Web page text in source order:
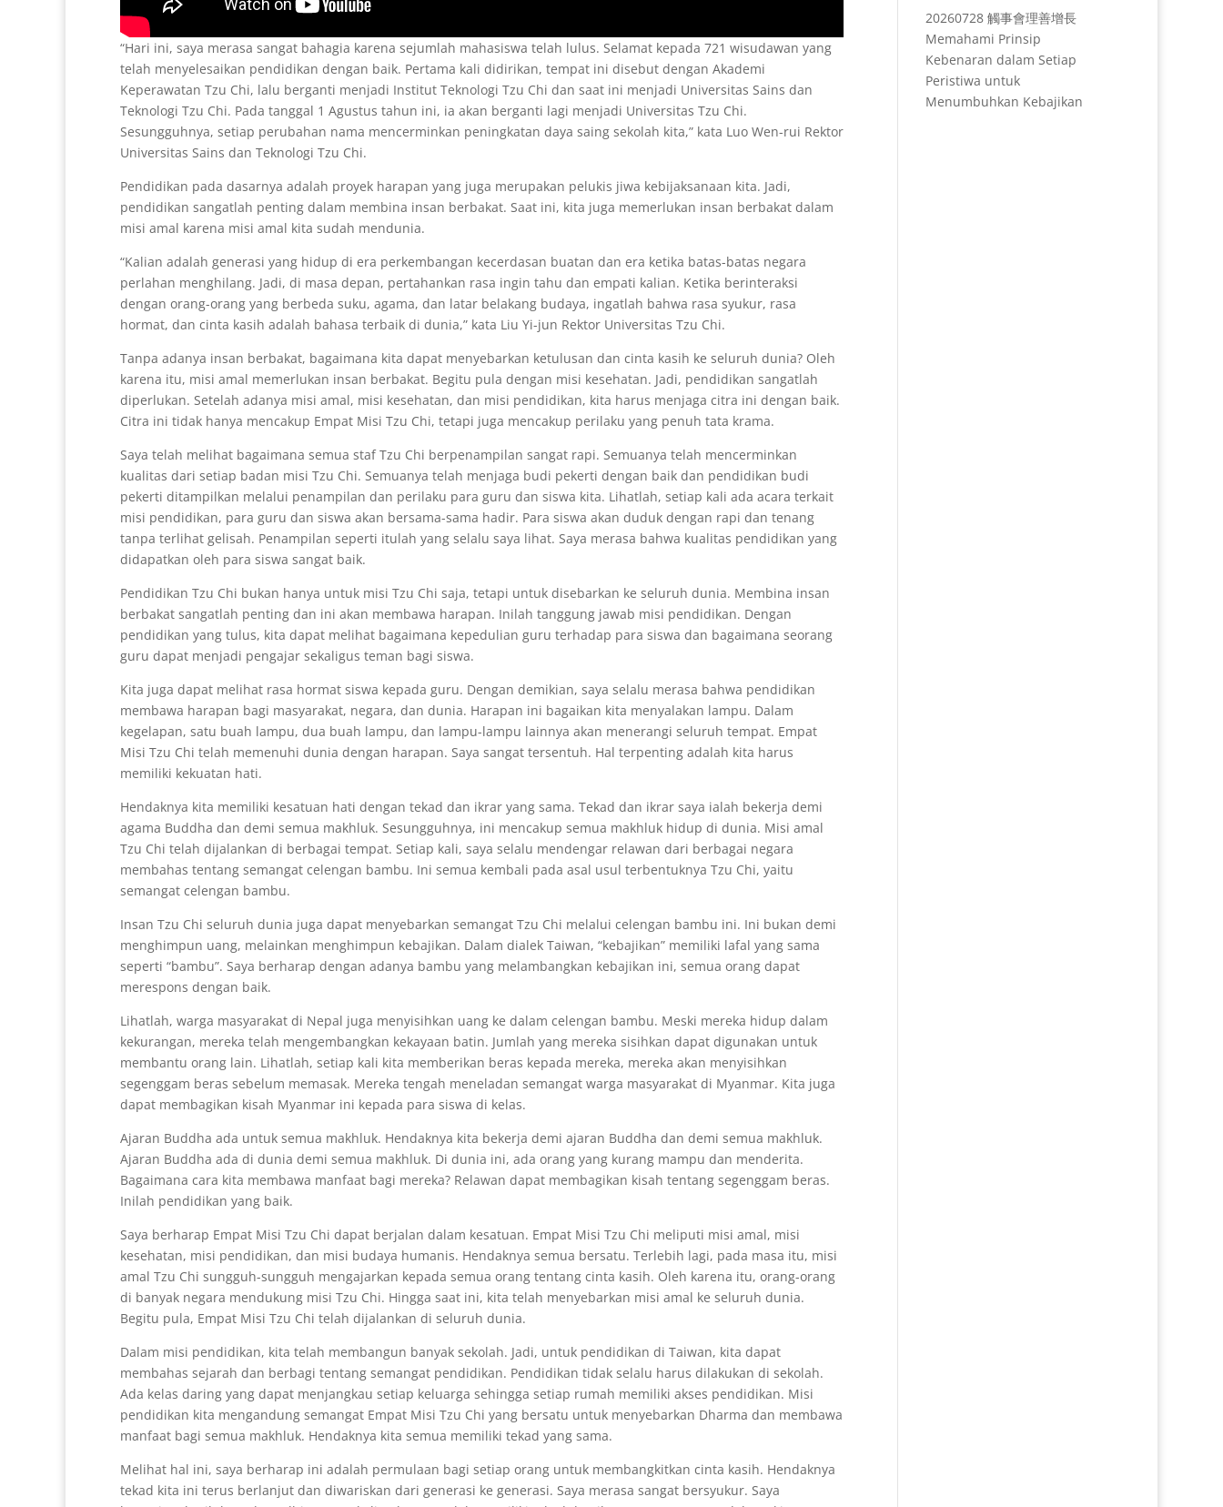
“Hari ini, saya merasa sangat bahagia karena sejumlah mahasiswa telah lulus. Selamat kepada 721 wisudawan yang
telah menyelesaikan pendidikan dengan baik. Pertama kali didirikan, tempat ini disebut dengan Akademi
Keperawatan Tzu Chi, lalu berganti menjadi Institut Teknologi Tzu Chi dan saat ini menjadi Universitas Sains dan
Teknologi Tzu Chi. Pada tanggal 1 Agustus tahun ini, ia akan berganti lagi menjadi Universitas Tzu Chi.
Sesungguhnya, setiap perubahan nama mencerminkan peningkatan daya saing sekolah kita,” kata Luo Wen-rui Rektor
Universitas Sains dan Teknologi Tzu Chi.
Pendidikan pada dasarnya adalah proyek harapan yang juga merupakan pelukis jiwa kebijaksanaan kita. Jadi,
pendidikan sangatlah penting dalam membina insan berbakat. Saat ini, kita juga memerlukan insan berbakat dalam
misi amal karena misi amal kita sudah mendunia.
“Kalian adalah generasi yang hidup di era perkembangan kecerdasan buatan dan era ketika batas-batas negara
perlahan menghilang. Jadi, di masa depan, pertahankan rasa ingin tahu dan empati kalian. Ketika berinteraksi
dengan orang-orang yang berbeda suku, agama, dan latar belakang budaya, ingatlah bahwa rasa syukur, rasa
hormat, dan cinta kasih adalah bahasa terbaik di dunia,” kata Liu Yi-jun Rektor Universitas Tzu Chi.
Tanpa adanya insan berbakat, bagaimana kita dapat menyebarkan ketulusan dan cinta kasih ke seluruh dunia? Oleh
karena itu, misi amal memerlukan insan berbakat. Begitu pula dengan misi kesehatan. Jadi, pendidikan sangatlah
diperlukan. Setelah adanya misi amal, misi kesehatan, dan misi pendidikan, kita harus menjaga citra ini dengan baik.
Citra ini tidak hanya mencakup Empat Misi Tzu Chi, tetapi juga mencakup perilaku yang penuh tata krama.
Saya telah melihat bagaimana semua staf Tzu Chi berpenampilan sangat rapi. Semuanya telah mencerminkan
kualitas dari setiap badan misi Tzu Chi. Semuanya telah menjaga budi pekerti dengan baik dan pendidikan budi
pekerti ditampilkan melalui penampilan dan perilaku para guru dan siswa kita. Lihatlah, setiap kali ada acara terkait
misi pendidikan, para guru dan siswa akan bersama-sama hadir. Para siswa akan duduk dengan rapi dan tenang
tanpa terlihat gelisah. Penampilan seperti itulah yang selalu saya lihat. Saya merasa bahwa kualitas pendidikan yang
didapatkan oleh para siswa sangat baik.
Pendidikan Tzu Chi bukan hanya untuk misi Tzu Chi saja, tetapi untuk disebarkan ke seluruh dunia. Membina insan
berbakat sangatlah penting dan ini akan membawa harapan. Inilah tanggung jawab misi pendidikan. Dengan
pendidikan yang tulus, kita dapat melihat bagaimana kepedulian guru terhadap para siswa dan bagaimana seorang
guru dapat menjadi pengajar sekaligus teman bagi siswa.
Kita juga dapat melihat rasa hormat siswa kepada guru. Dengan demikian, saya selalu merasa bahwa pendidikan
membawa harapan bagi masyarakat, negara, dan dunia. Harapan ini bagaikan kita menyalakan lampu. Dalam
kegelapan, satu buah lampu, dua buah lampu, dan lampu-lampu lainnya akan menerangi seluruh tempat. Empat
Misi Tzu Chi telah memenuhi dunia dengan harapan. Saya sangat tersentuh. Hal terpenting adalah kita harus
memiliki kekuatan hati.
Hendaknya kita memiliki kesatuan hati dengan tekad dan ikrar yang sama. Tekad dan ikrar saya ialah bekerja demi
agama Buddha dan demi semua makhluk. Sesungguhnya, ini mencakup semua makhluk hidup di dunia. Misi amal
Tzu Chi telah dijalankan di berbagai tempat. Setiap kali, saya selalu mendengar relawan dari berbagai negara
membahas tentang semangat celengan bambu. Ini semua kembali pada asal usul terbentuknya Tzu Chi, yaitu
semangat celengan bambu.
Insan Tzu Chi seluruh dunia juga dapat menyebarkan semangat Tzu Chi melalui celengan bambu ini. Ini bukan demi
menghimpun uang, melainkan menghimpun kebajikan. Dalam dialek Taiwan, “kebajikan” memiliki lafal yang sama
seperti “bambu”. Saya berharap dengan adanya bambu yang melambangkan kebajikan ini, semua orang dapat
merespons dengan baik.
Lihatlah, warga masyarakat di Nepal juga menyisihkan uang ke dalam celengan bambu. Meski mereka hidup dalam
kekurangan, mereka telah mengembangkan kekayaan batin. Jumlah yang mereka sisihkan dapat digunakan untuk
membantu orang lain. Lihatlah, setiap kali kita memberikan beras kepada mereka, mereka akan menyisihkan
segenggam beras sebelum memasak. Mereka tengah meneladan semangat warga masyarakat di Myanmar. Kita juga
dapat membagikan kisah Myanmar ini kepada para siswa di kelas.
Ajaran Buddha ada untuk semua makhluk. Hendaknya kita bekerja demi ajaran Buddha dan demi semua makhluk.
Ajaran Buddha ada di dunia demi semua makhluk. Di dunia ini, ada orang yang kurang mampu dan menderita.
Bagaimana cara kita membawa manfaat bagi mereka? Relawan dapat membagikan kisah tentang segenggam beras.
Inilah pendidikan yang baik.
Saya berharap Empat Misi Tzu Chi dapat berjalan dalam kesatuan. Empat Misi Tzu Chi meliputi misi amal, misi
kesehatan, misi pendidikan, dan misi budaya humanis. Hendaknya semua bersatu. Terlebih lagi, pada masa itu, misi
amal Tzu Chi sungguh-sungguh mengajarkan kepada semua orang tentang cinta kasih. Oleh karena itu, orang-orang
di banyak negara mendukung misi Tzu Chi. Hingga saat ini, kita telah menyebarkan misi amal ke seluruh dunia.
Begitu pula, Empat Misi Tzu Chi telah dijalankan di seluruh dunia.
Dalam misi pendidikan, kita telah membangun banyak sekolah. Jadi, untuk pendidikan di Taiwan, kita dapat
membahas sejarah dan berbagi tentang semangat pendidikan. Pendidikan tidak selalu harus dilakukan di sekolah.
Ada kelas daring yang dapat menjangkau setiap keluarga sehingga setiap rumah memiliki akses pendidikan. Misi
pendidikan kita mengandung semangat Empat Misi Tzu Chi yang bersatu untuk menyebarkan Dharma dan membawa
manfaat bagi semua makhluk. Hendaknya kita semua memiliki tekad yang sama.
Melihat hal ini, saya berharap ini adalah permulaan bagi setiap orang untuk membangkitkan cinta kasih. Hendaknya
tekad kita ini terus berlanjut dan diwariskan dari generasi ke generasi. Saya merasa sangat bersyukur. Saya
20260728 觸事會理善增長
Memahami Prinsip
Kebenaran dalam Setiap
Peristiwa untuk
Menumbuhkan Kebajikan